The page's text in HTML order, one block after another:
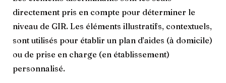
directement pris en compte pour déterminer le
niveau de GIR. Les éléments illustratifs, contextuels,
sont utilisés pour établir un plan d’aides (à domicile)
ou de prise en charge (en établissement)
personnalisé.